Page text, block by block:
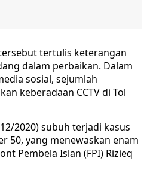
tertulis keterangan
dalam perbaikan. Dalam
sosial, sejumlah
keberadaan CCTV di Tol
2020) subuh terjadi kasus
50, yang menewaskan enam
Pembela Islan (FPI) Rizieq